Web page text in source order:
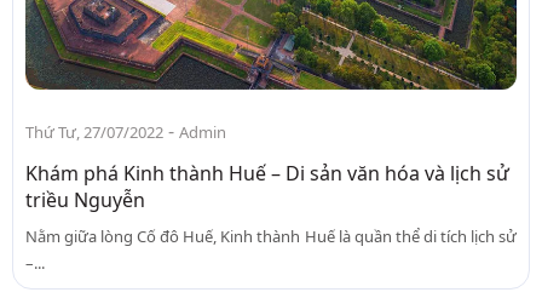
Thứ Tư, 27/07/2022 - Admin
Khám phá Kinh thành Huế – Di sản văn hóa và lịch sử
triều Nguyễn
Nằm giữa lòng Cố đô Huế, Kinh thành Huế là quần thể di tích lịch sử
–...